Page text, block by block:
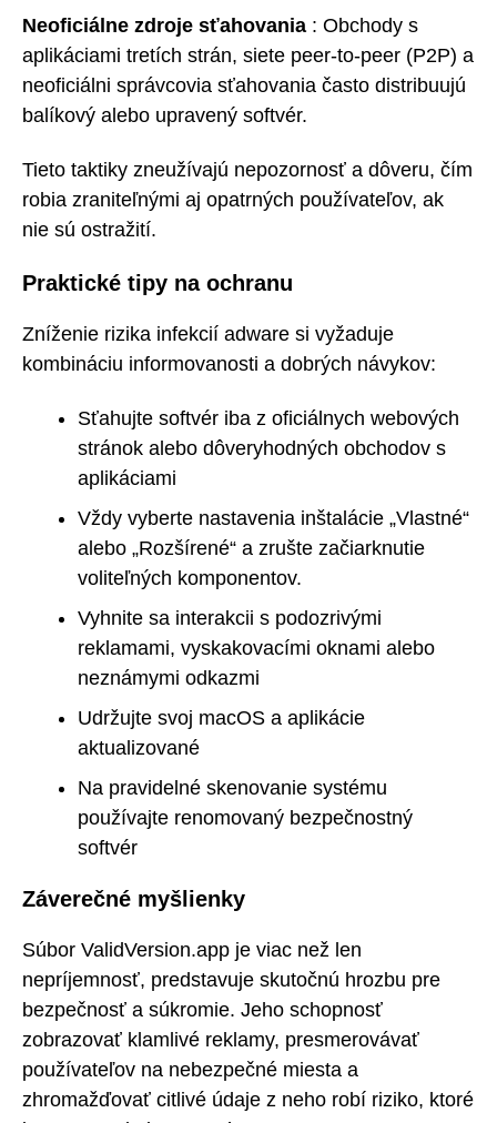
Neoficiálne zdroje sťahovania : Obchody s
aplikáciami tretích strán, siete peer-to-peer (P2P) a
neoficiálni správcovia sťahovania často distribuujú
balíkový alebo upravený softvér.
Tieto taktiky zneužívajú nepozornosť a dôveru, čím
robia zraniteľnými aj opatrných používateľov, ak
nie sú ostražití.
Praktické tipy na ochranu
Zníženie rizika infekcií adware si vyžaduje
kombináciu informovanosti a dobrých návykov:
Sťahujte softvér iba z oficiálnych webových
stránok alebo dôveryhodných obchodov s
aplikáciami
Vždy vyberte nastavenia inštalácie „Vlastné“
alebo „Rozšírené“ a zrušte začiarknutie
voliteľných komponentov.
Vyhnite sa interakcii s podozrivými
reklamami, vyskakovacími oknami alebo
neznámymi odkazmi
Udržujte svoj macOS a aplikácie
aktualizované
Na pravidelné skenovanie systému
používajte renomovaný bezpečnostný
softvér
Záverečné myšlienky
Súbor ValidVersion.app je viac než len
nepríjemnosť, predstavuje skutočnú hrozbu pre
bezpečnosť a súkromie. Jeho schopnosť
zobrazovať klamlivé reklamy, presmerovávať
používateľov na nebezpečné miesta a
zhromažďovať citlivé údaje z neho robí riziko, ktoré